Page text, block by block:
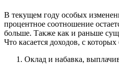
В текущем году особых
процентное соотношение
больше. Также как и раньше
Что касается доходов, с
Оклад и набавка,